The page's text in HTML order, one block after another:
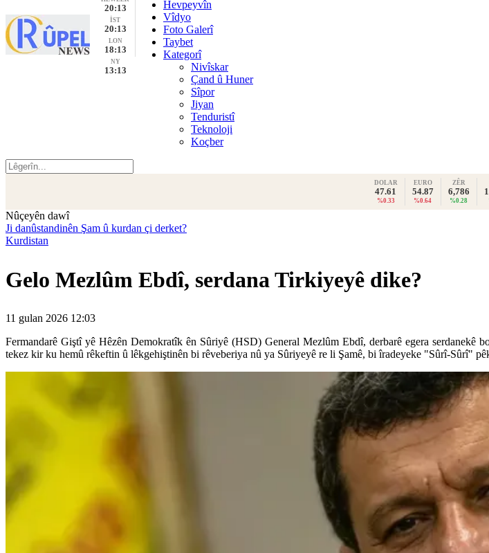
20:13
İST
20:13
LON
18:13
NY
13:13
Hevpeyvîn
Vîdyo
Foto Galerî
Taybet
Kategorî
Nivîskar
Çand û Huner
Sîpor
Jiyan
Tenduristî
Teknoloji
Koçber
DOLAR
47.61
%0.33
EURO
54.87
%0.64
ZÊR
6,786
%0.28
Nûçeyên dawî
Ji danûstandinên Şam û kurdan çi derket?
Kurdistan
Gelo Mezlûm Ebdî, serdana Tirkiyeyê dike?
11 gulan 2026 12:03
Fermandarê Giştî yê Hêzên Demokratîk ên Sûriyê (HSD) General Mezlûm Ebdî, derbarê egera
tekez kir ku hemû rêkeftin û lêkgehiştinên bi rêveberiya nû ya Sûriyeyê re li Şamê, bi îradeyeke "Sûrî-Sûrî"